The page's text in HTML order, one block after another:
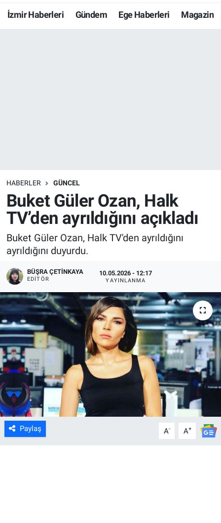
İzmir Haberleri Gündem Ege Haberleri Magazin
HABERLER GÜNCEL
Buket Güler Ozan, Halk
TV’den ayrıldığını açıkladı
Buket Güler Ozan, Halk TV'den ayrıldığını
ayrıldığını duyurdu.
BÜŞRA ÇETINKAYA
EDITÖR
10.05.2026 - 12:17
YAYINLANMA
Paylaş A- A+
Resmi İlanlar